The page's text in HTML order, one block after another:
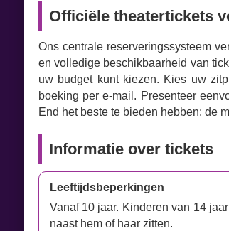
Officiële theatertickets
Ons centrale reserveringssysteem
en volledige beschikbaarheid van
uw budget kunt kiezen. Kies uw
boeking per e-mail. Presenteer
End het beste te bieden hebben: de
Informatie over tickets
Leeftijdsbeperkingen
Vanaf 10 jaar. Kinderen van 14
naast hem of haar zitten.